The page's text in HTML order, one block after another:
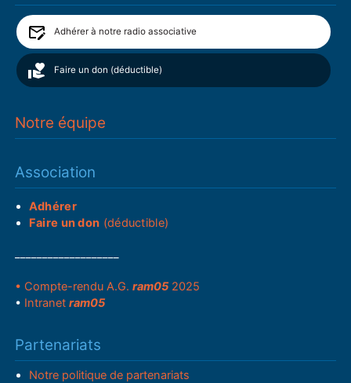
Adhérer à notre radio associative
Faire un don (déductible)
Notre équipe
Association
Adhérer
Faire un don (déductible)
• Compte-rendu A.G.ram05 2025
• Intranetram05
Partenariats
Notre politique de partenariats